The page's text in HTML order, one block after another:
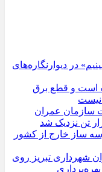
در دیوارنگاره‌های
است و قطع برق
نیست
سازمان عمران
‌ساز خارج از کشور
شهرداری تبریز روی